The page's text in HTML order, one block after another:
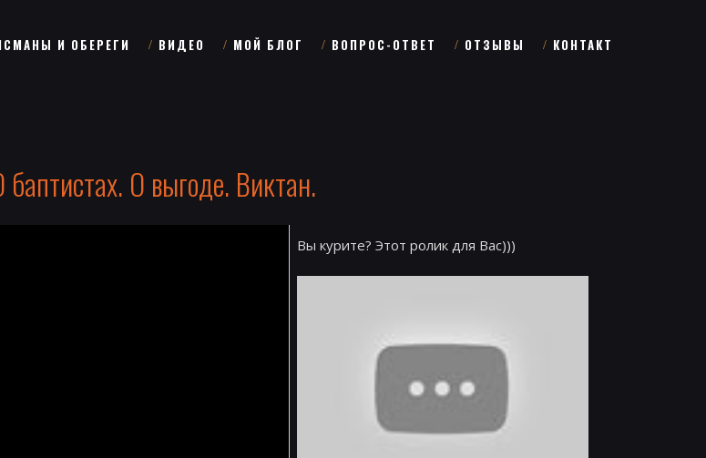
И ОБЕРЕГИ ВИДЕО МОЙ БЛОГ ВОПРОС-ОТВЕТ ОТЗЫВЫ КОНТАКТ
О выгоде. Виктан.
Вы курите? Этот ролик для Вас)))